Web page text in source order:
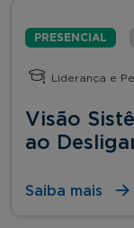
PRESENCIAL
Liderança e
Visão
ao
Saiba mais